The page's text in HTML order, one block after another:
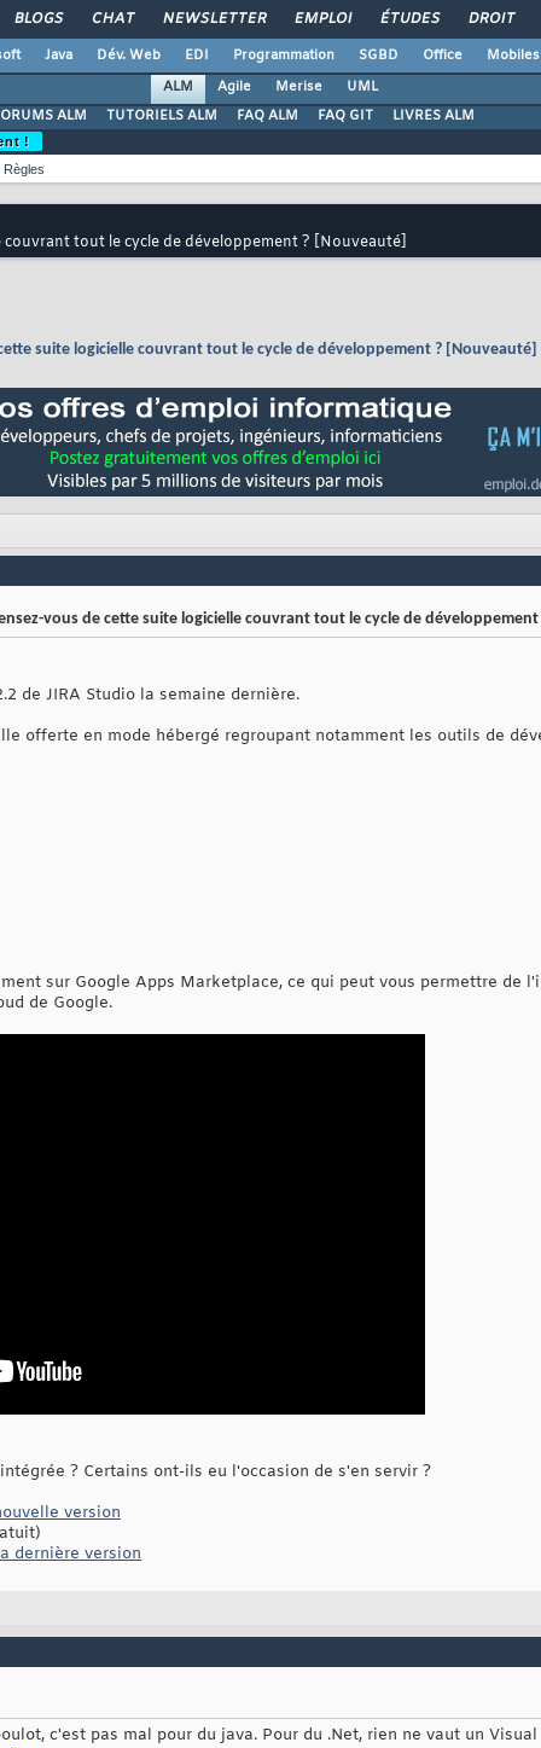
BLOGS CHAT NEWSLETTER EMPLOI ÉTUDES DROIT
Java Dév. Web EDI Programmation SGBD Office
Mobiles
ALM
Agile Merise
UML
ALM
TUTORIELS ALM FAQ ALM FAQ GIT LIVRES ALM
!
Règles
couvrant tout le cycle de développement ? [Nouveauté]
suite logicielle couvrant tout le cycle de développement ? [Nouveauté]
vous de cette suite logicielle couvrant tout le cycle de développement
de JIRA Studio la semaine dernière.
offerte en mode hébergé regroupant notamment les outils de
sur Google Apps Marketplace, ce qui peut vous permettre de
de Google.
? Certains ont-ils eu l'occasion de s'en servir ?
version
dernière version
c'est pas mal pour du java. Pour du .Net, rien ne vaut un Visual